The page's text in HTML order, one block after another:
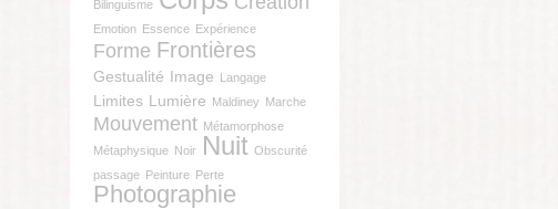
Bilinguisme
Emotion Essence Expérience
Forme Frontières
Gestualité Image Langage
Limites Lumière Maldiney Marche
Mouvement Métamorphose
Métaphysique Noir Nuit Obscurité
passage Peinture Perte
Photographie